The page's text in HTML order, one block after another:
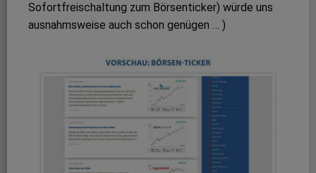
Sofortfreischaltung zum Börsenticker) würde uns
ausnahmsweise auch schon genügen … )